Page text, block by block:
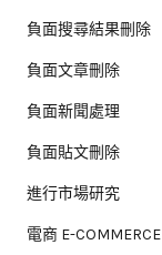
負面搜尋結果刪除
負面文章刪除
負面新聞處理
負面貼文刪除
進行市場研究
電商 E-COMMERCE